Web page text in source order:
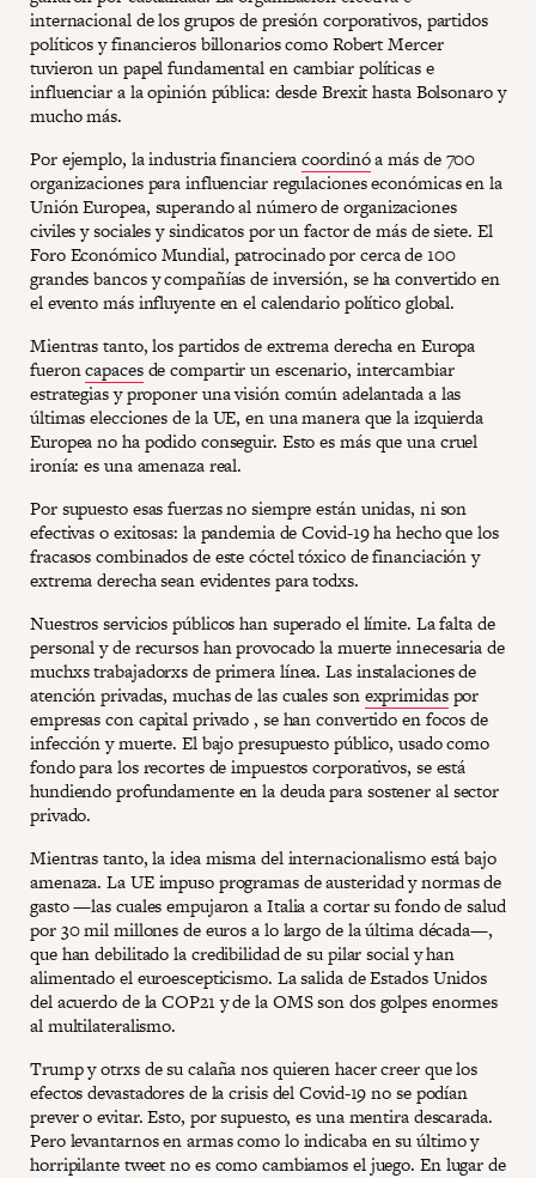
internacional de los grupos de presión corporativos, partidos
políticos y financieros billonarios como Robert Mercer
tuvieron un papel fundamental en cambiar políticas e
influenciar a la opinión pública: desde Brexit hasta Bolsonaro y
mucho más.
Por ejemplo, la industria financieracoordinóa más de 700
organizaciones para influenciar regulaciones económicas en la
Unión Europea, superando al número de organizaciones
civiles y sociales y sindicatos por un factor de más de siete. El
Foro Económico Mundial, patrocinado por cerca de 100
grandes bancos y compañías de inversión, se ha convertido en
el evento más influyente en el calendario político global.
Mientras tanto, los partidos de extrema derecha en Europa
fueroncapacesde compartir un escenario, intercambiar
estrategias y proponer una visión común adelantada a las
últimas elecciones de la UE, en una manera que la izquierda
Europea no ha podido conseguir. Esto es más que una cruel
ironía: es una amenaza real.
Por supuesto esas fuerzas no siempre están unidas, ni son
efectivas o exitosas: la pandemia de Covid-19 ha hecho que los
fracasos combinados de este cóctel tóxico de financiación y
extrema derecha sean evidentes para todxs.
Nuestros servicios públicos han superado el límite. La falta de
personal y de recursos han provocado la muerte innecesaria de
muchxs trabajadorxs de primera línea. Las instalaciones de
atención privadas, muchas de las cuales sonexprimidaspor
empresas con capital privado , se han convertido en focos de
infección y muerte. El bajo presupuesto público, usado como
fondo para los recortes de impuestos corporativos, se está
hundiendo profundamente en la deuda para sostener al sector
privado.
Mientras tanto, la idea misma del internacionalismo está bajo
amenaza. La UE impuso programas de austeridad y normas de
gasto —las cuales empujaron a Italia a cortar su fondo de salud
por 30 mil millones de euros a lo largo de la última década—,
que han debilitado la credibilidad de su pilar social y han
alimentado el euroescepticismo. La salida de Estados Unidos
del acuerdo de la COP21 y de la OMS son dos golpes enormes
al multilateralismo.
Trump y otrxs de su calaña nos quieren hacer creer que los
efectos devastadores de la crisis del Covid-19 no se podían
prever o evitar. Esto, por supuesto, es una mentira descarada.
Pero levantarnos en armas como lo indicaba en su último y
horripilante tweet no es como cambiamos el juego. En lugar de